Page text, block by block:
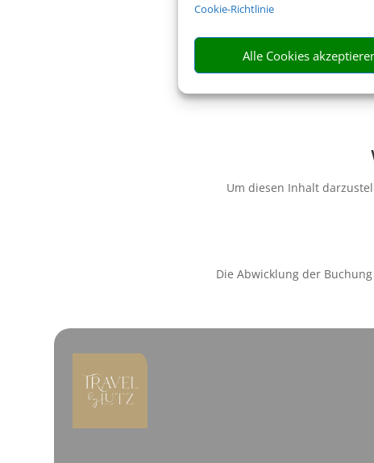
Cookie-Richtlinie
Alle Cookies
Um diesen Inhalt
Die Abwicklung der